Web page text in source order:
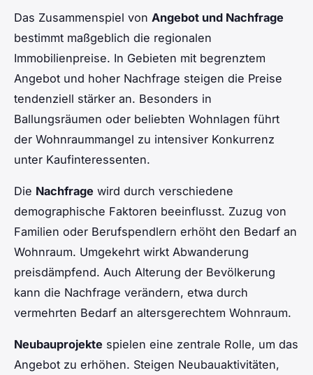
Das Zusammenspiel von Angebot und Nachfrage
bestimmt maßgeblich die regionalen
Immobilienpreise. In Gebieten mit begrenztem
Angebot und hoher Nachfrage steigen die Preise
tendenziell stärker an. Besonders in
Ballungsräumen oder beliebten Wohnlagen führt
der Wohnraummangel zu intensiver Konkurrenz
unter Kaufinteressenten.
Die Nachfrage wird durch verschiedene
demographische Faktoren beeinflusst. Zuzug von
Familien oder Berufspendlern erhöht den Bedarf an
Wohnraum. Umgekehrt wirkt Abwanderung
preisdämpfend. Auch Alterung der Bevölkerung
kann die Nachfrage verändern, etwa durch
vermehrten Bedarf an altersgerechtem Wohnraum.
Neubauprojekte spielen eine zentrale Rolle, um das
Angebot zu erhöhen. Steigen Neubauaktivitäten,